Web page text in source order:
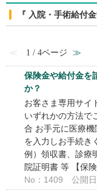
『 入院・手術給付
≪
1 / 4ページ ≫
保険金や給付金を
か？
お客さま専用サイ
いずれかの方法で
合 お手元に医療
を入力しお手続き
例）領収書、診療
院証明書 等 【保
No：1409
公開